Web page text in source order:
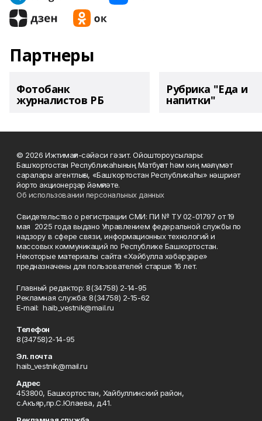
Партнеры
Фотобанк
журналистов РБ
Рубрика "Еда и
напитки"
© 2026 Ижтимағи-сәйәси гәзит. Ойоштороусылары:
Башҡортостан Республикаһының Матбуғат һәм киң мәғлүмәт
саралары агентлығы, «Башҡортостан Республикаһы» нәшриәт
йорто акционерҙар йәмғиәте.
Об использовании персональных данных
Свидетельство о регистрации СМИ: ПИ № ТУ 02-01797 от 19
мая 2025 года выдано Управлением федеральной службы по
надзору в сфере связи, информационных технологий и
массовых коммуникаций по Республике Башкортостан.
Некоторые материалы сайта «Хәйбулла хәбәрҙәре»
предназначены для пользователей старше 16 лет.
Главный редактор: 8(34758) 2-14-95
Рекламная служба: 8(34758) 2-15-62
Е-mаil: haib_vestnik@mail.ru
Телефон
8(34758)2-14-95
Эл. почта
haib_vestnik@mail.ru
Адрес
453800, Башкортостан, Хайбуллинский район,
с.Акъяр,пр.С.Юлаева, д.41.